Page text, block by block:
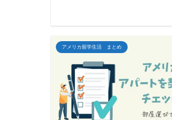
アメリカ留学生活 まとめ